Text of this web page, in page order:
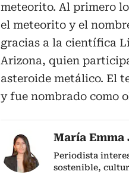
meteorito. Al primero
el meteorito y el
gracias a la científica
Arizona, quien
asteroide metálico. El
y fue nombrado como
María Emma
Periodista
sostenible,